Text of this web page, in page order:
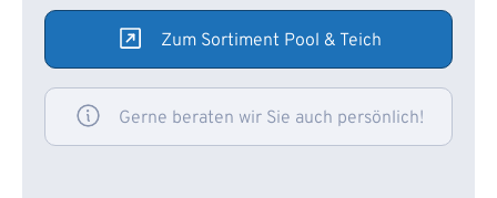
Zum Sortiment Pool & Teich
Gerne beraten wir Sie auch persönlich!